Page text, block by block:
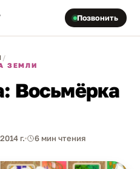
Позвонить
/
ЗЕМЛИ
Восьмёрка
г. 6 мин чтения